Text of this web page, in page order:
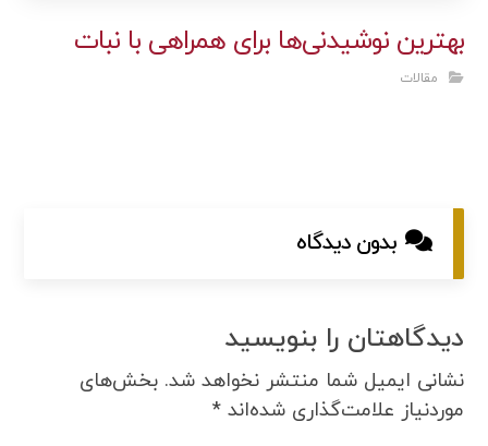
بهترین نوشیدنی‌ها برای همراهی با نبات
مقالات
بدون دیدگاه
دیدگاهتان را بنویسید
نشانی ایمیل شما منتشر نخواهد شد. بخش‌های
موردنیاز علامت‌گذاری شده‌اند*